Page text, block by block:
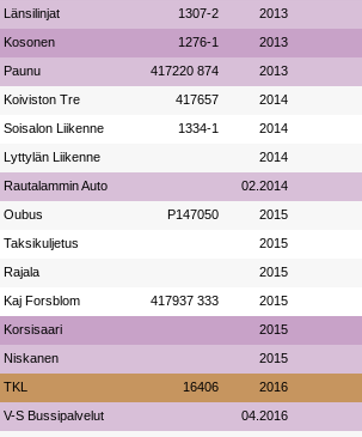
Länsilinjat 1307-2 2013
Kosonen 1276-1 2013
Paunu 417220 874 2013
Koiviston Tre 417657 2014
Soisalon Liikenne 1334-1 2014
Lyttylän Liikenne 2014
Rautalammin Auto 02.2014
Oubus P147050 2015
Taksikuljetus 2015
Rajala 2015
Kaj Forsblom 417937 333 2015
Korsisaari 2015
Niskanen 2015
TKL 16406 2016
V-S Bussipalvelut 04.2016